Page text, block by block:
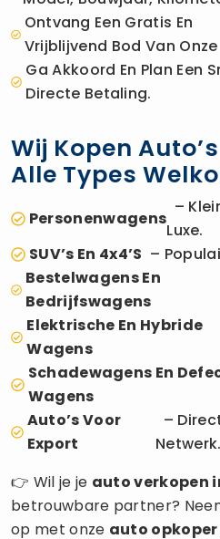
Ontvang Een Gratis En
Vrijblijvend Bod Van Onze
Ga Akkoord En Plan Een
Directe Betaling.
Wij Kopen
Alle Types
Personenwagens
–
Luxe.
SUV’s En 4x4’s –
Bestelwagens En
Bedrijfswagens
Elektrische En Hybride
Wagens
Schadewagens En
Wagens
Auto’s Voor
Export
–
Netwerk.
👉 Wil je je auto verkopen
betrouwbare partner?
op met onze auto opkoper